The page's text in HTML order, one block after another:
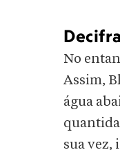
No
Assim,
água
sua